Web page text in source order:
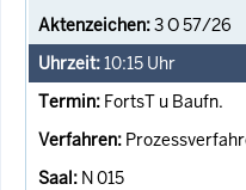
3 O 57/26
10:15 Uhr
FortsT u Baufn.
N 015